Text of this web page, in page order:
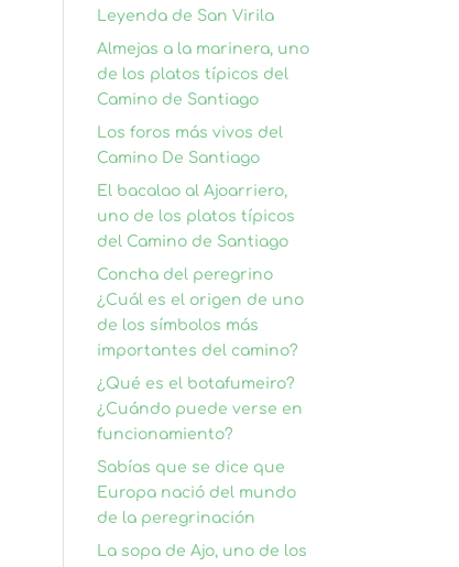
Leyenda de San Virila
Almejas a la marinera, uno
de los platos típicos del
Camino de Santiago
Los foros más vivos del
Camino De Santiago
El bacalao al Ajoarriero,
uno de los platos típicos
del Camino de Santiago
Concha del peregrino
¿Cuál es el origen de uno
de los símbolos más
importantes del camino?
¿Qué es el botafumeiro?
¿Cuándo puede verse en
funcionamiento?
Sabías que se dice que
Europa nació del mundo
de la peregrinación
La sopa de Ajo, uno de los